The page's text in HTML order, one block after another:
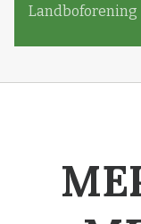
Landboforening